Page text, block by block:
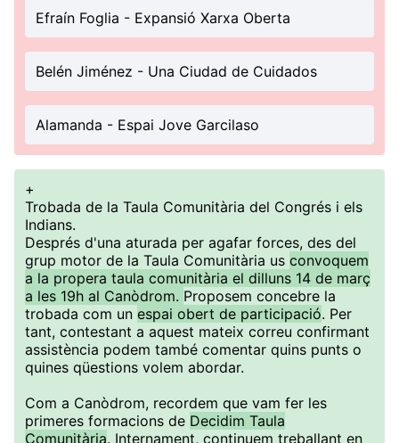
Efraín Foglia - Expansió Xarxa Oberta
Belén Jiménez - Una Ciudad de Cuidados
Alamanda - Espai Jove Garcilaso
+
Trobada de la Taula Comunitària del Congrés i els
Indians.
Després d'una aturada per agafar forces, des del
grup motor de la Taula Comunitària us convoquem
a la propera taula comunitària el dilluns 14 de març
a les 19h al Canòdrom. Proposem concebre la
trobada com un espai obert de participació. Per
tant, contestant a aquest mateix correu confirmant
assistència podem també comentar quins punts o
quines qüestions volem abordar.
Com a Canòdrom, recordem que vam fer les
primeres formacions de Decidim Taula
Comunitària. Internament, continuem treballant en